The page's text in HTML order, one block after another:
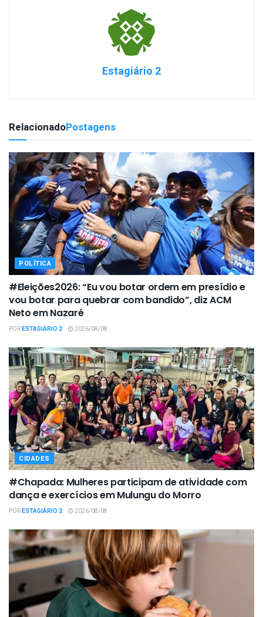
Estagiário 2
RelacionadoPostagens
POLÍTICA
#Eleições2026: “Eu vou botar ordem em presídio e
vou botar para quebrar com bandido”, diz ACM
Neto em Nazaré
PORESTAGIÁRIO 2 2026/08/08
CIDADES
#Chapada: Mulheres participam de atividade com
dança e exercícios em Mulungu do Morro
PORESTAGIÁRIO 2 2026/08/08